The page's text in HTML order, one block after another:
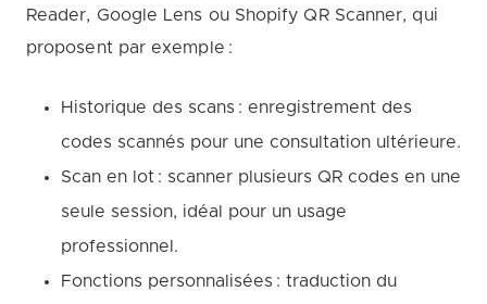
Reader, Google Lens ou Shopify QR Scanner, qui
proposent par exemple :
Historique des scans : enregistrement des
codes scannés pour une consultation ultérieure.
Scan en lot : scanner plusieurs QR codes en une
seule session, idéal pour un usage
professionnel.
Fonctions personnalisées : traduction du